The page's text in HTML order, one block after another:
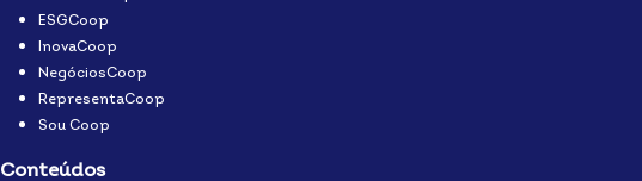
ESGCoop
InovaCoop
NegóciosCoop
RepresentaCoop
Sou Coop
Conteúdos